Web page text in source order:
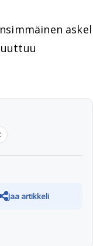
askel
Jaa artikkeli